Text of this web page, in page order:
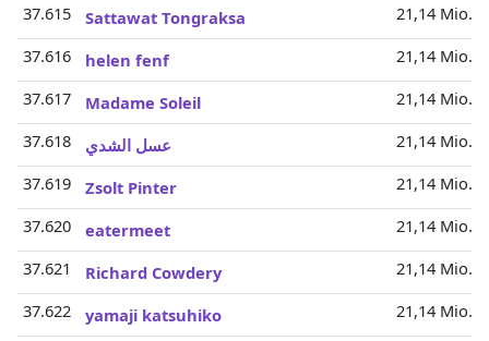
37.615
Sattawat Tongraksa
21,14 Mio.
37.616
helen fenf
21,14 Mio.
37.617
Madame Soleil
21,14 Mio.
37.618
عسل الشدي
21,14 Mio.
37.619
Zsolt Pinter
21,14 Mio.
37.620
eatermeet
21,14 Mio.
37.621
Richard Cowdery
21,14 Mio.
37.622
yamaji katsuhiko
21,14 Mio.